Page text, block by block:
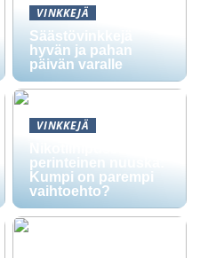
VINKKEJÄ
Säästövinkkejä
hyvän ja pahan
päivän varalle
VINKKEJÄ
perinteinen nuuska:
Kumpi on parempi
vaihtoehto?